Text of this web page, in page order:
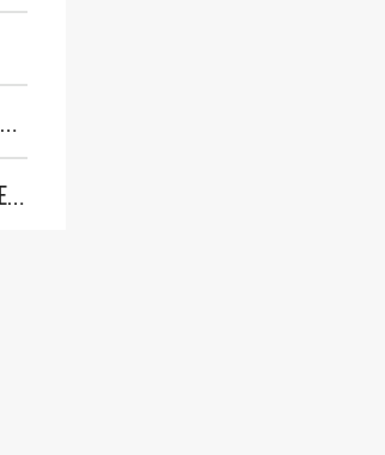
"ОЧЕНЬ ПЛОХИЕ НОВОСТИ": БОЛЬШАЯ ОШИБКА PALANTIR В РОССИИ. СТРАНЫ НАТО ВПЕРВЫЕ ЗА СВО ОСТАНОВИЛИ ПОСТАВКИ ОРУЖИЯ. ВСУ ТЕРЯЮТ ПРИГРАНИЧЬЕ?
ТРИ ГЛАВНЫХ ИНСАЙДА ОБ СВО. ОТМЕНА МОБИЛИЗАЦИИ И ВОЗВРАЩЕНИЕ "ГЕНЕРАЛА АРМАГЕДДОНА"? ОТЛИЧНЫЕ НОВОСТИ, КОТОРЫЕ ЖДАЛИ ВСЕ